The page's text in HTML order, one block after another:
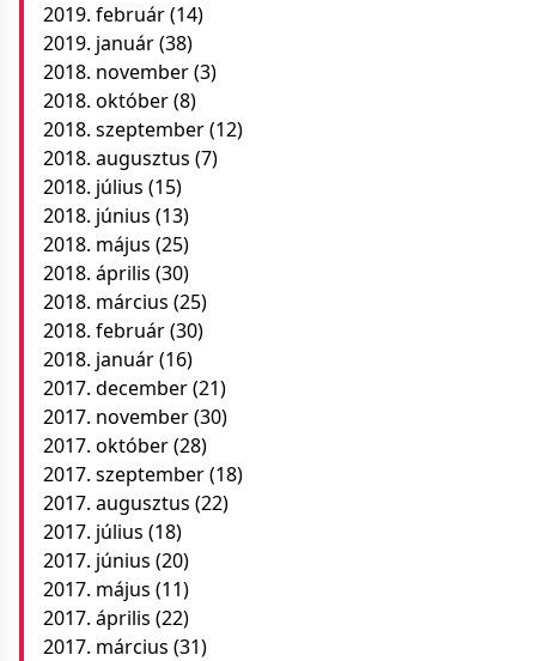
2019. február(14)
2019. január(38)
2018. november(3)
2018. október(8)
2018. szeptember(12)
2018. augusztus (7)
2018. július (15)
2018. június (13)
2018. május (25)
2018. április (30)
2018. március (25)
2018. február(30)
2018. január(16)
2017. december(21)
2017. november(30)
2017. október(28)
2017. szeptember(18)
2017. augusztus (22)
2017. július (18)
2017. június (20)
2017. május (11)
2017. április (22)
2017. március (31)